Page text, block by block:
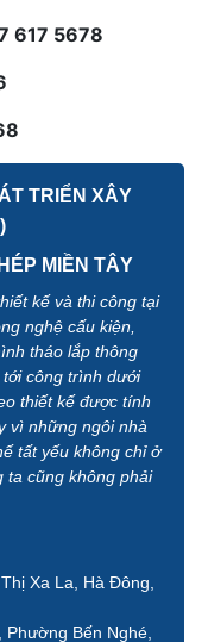
617 5678
TRIỂN XÂY
MIỀN TÂY
kế và thi công tại
nghệ cấu kiện,
tháo lắp thông
công trình dưới
thiết kế được tính
vì những ngôi nhà
tất yếu không chỉ ở
ta cũng không phải
Xa La, Hà Đông,
Bến Nghé,